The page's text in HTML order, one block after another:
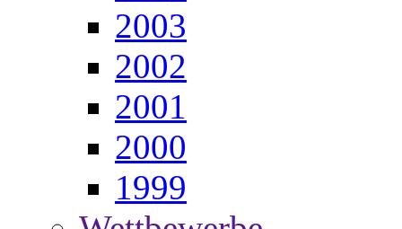
2003
2002
2001
2000
1999